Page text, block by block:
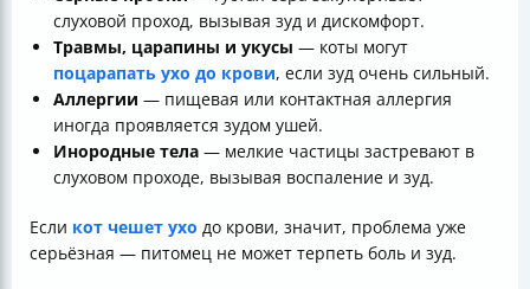
слуховой проход, вызывая зуд и дискомфорт.
Травмы, царапины и укусы — коты могут
поцарапать ухо до крови, если зуд очень сильный.
Аллергии — пищевая или контактная аллергия
иногда проявляется зудом ушей.
Инородные тела — мелкие частицы застревают в
слуховом проходе, вызывая воспаление и зуд.
Если кот чешет ухо до крови, значит, проблема уже
серьёзная — питомец не может терпеть боль и зуд.